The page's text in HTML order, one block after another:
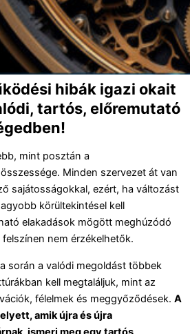
hibák igazi okait
tartós, előremutató
mint posztán a
Minden szervezet át van
sajátosságokkal, ezért, ha változást
körültekintésel kell
elakadások mögött meghúzódó
nem érzékelhetők.
során a valódi megoldást többek
kell megtaláljuk, mint az
félelmek és meggyőződések. A
amik újra és újra